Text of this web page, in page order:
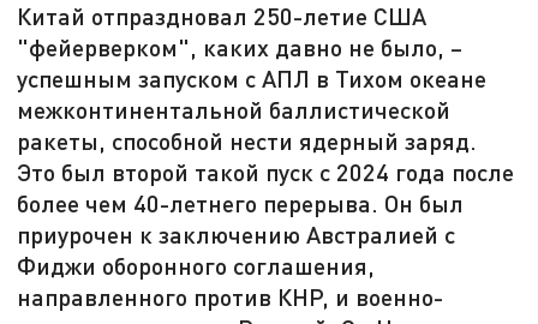
Китай отпраздновал 250-летие США
"фейерверком", каких давно не было, –
успешным запуском с АПЛ в Тихом океане
межконтинентальной баллистической
ракеты, способной нести ядерный заряд.
Это был второй такой пуск с 2024 года после
более чем 40-летнего перерыва. Он был
приурочен к заключению Австралией с
Фиджи оборонного соглашения,
направленного против КНР, и военно-